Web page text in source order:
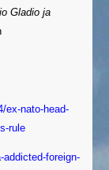
Gladio ja
ex-nato-head-
rule
foreign-